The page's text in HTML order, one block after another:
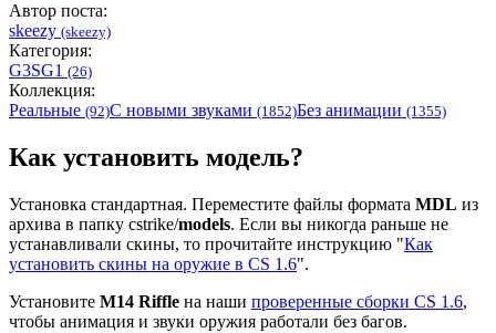
Автор поста:
skeezy (skeezy)
Категория:
G3SG1 (26)
Коллекция:
Реальные (92)С новыми звуками (1852)Без анимации (1355)
Как установить модель?
Установка стандартная. Переместите файлы формата MDL из
архива в папку cstrike/models. Если вы никогда раньше не
устанавливали скины, то прочитайте инструкцию "Как
установить скины на оружие в CS 1.6".
Установите M14 Riffle на наши проверенные сборки CS 1.6,
чтобы анимация и звуки оружия работали без багов.